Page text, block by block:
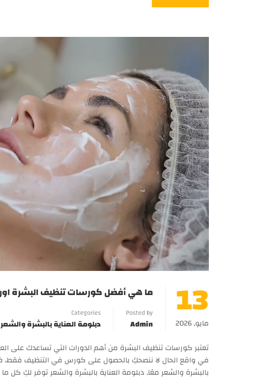
13
مايو, 2026
ما هي أفضل كورسات تنظيف البشرة اون
Posted by
Admin
Categories
دبلومة العناية بالبشرة والشعر
تعتبر كورسات تنظيف البشرة من أهم الدورات التي تساعدك على
في واقع الحال لا ننصحكِ بالحصول على كورس في التنظيف فقط،
بالبشرة والشعر معًا. دبلومة العناية بالبشرة والشعر توفر لكِ كل